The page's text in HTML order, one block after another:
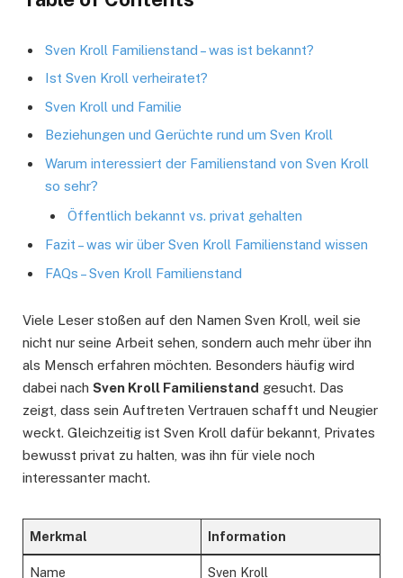
Sven Kroll Familienstand – was ist bekannt?
Ist Sven Kroll verheiratet?
Sven Kroll und Familie
Beziehungen und Gerüchte rund um Sven Kroll
Warum interessiert der Familienstand von Sven Kroll
so sehr?
Öffentlich bekannt vs. privat gehalten
Fazit – was wir über Sven Kroll Familienstand wissen
FAQs – Sven Kroll Familienstand
Viele Leser stoßen auf den Namen Sven Kroll, weil sie
nicht nur seine Arbeit sehen, sondern auch mehr über ihn
als Mensch erfahren möchten. Besonders häufig wird
dabei nach Sven Kroll Familienstand gesucht. Das
zeigt, dass sein Auftreten Vertrauen schafft und Neugier
weckt. Gleichzeitig ist Sven Kroll dafür bekannt, Privates
bewusst privat zu halten, was ihn für viele noch
interessanter macht.
Merkmal Information
Name Sven Kroll